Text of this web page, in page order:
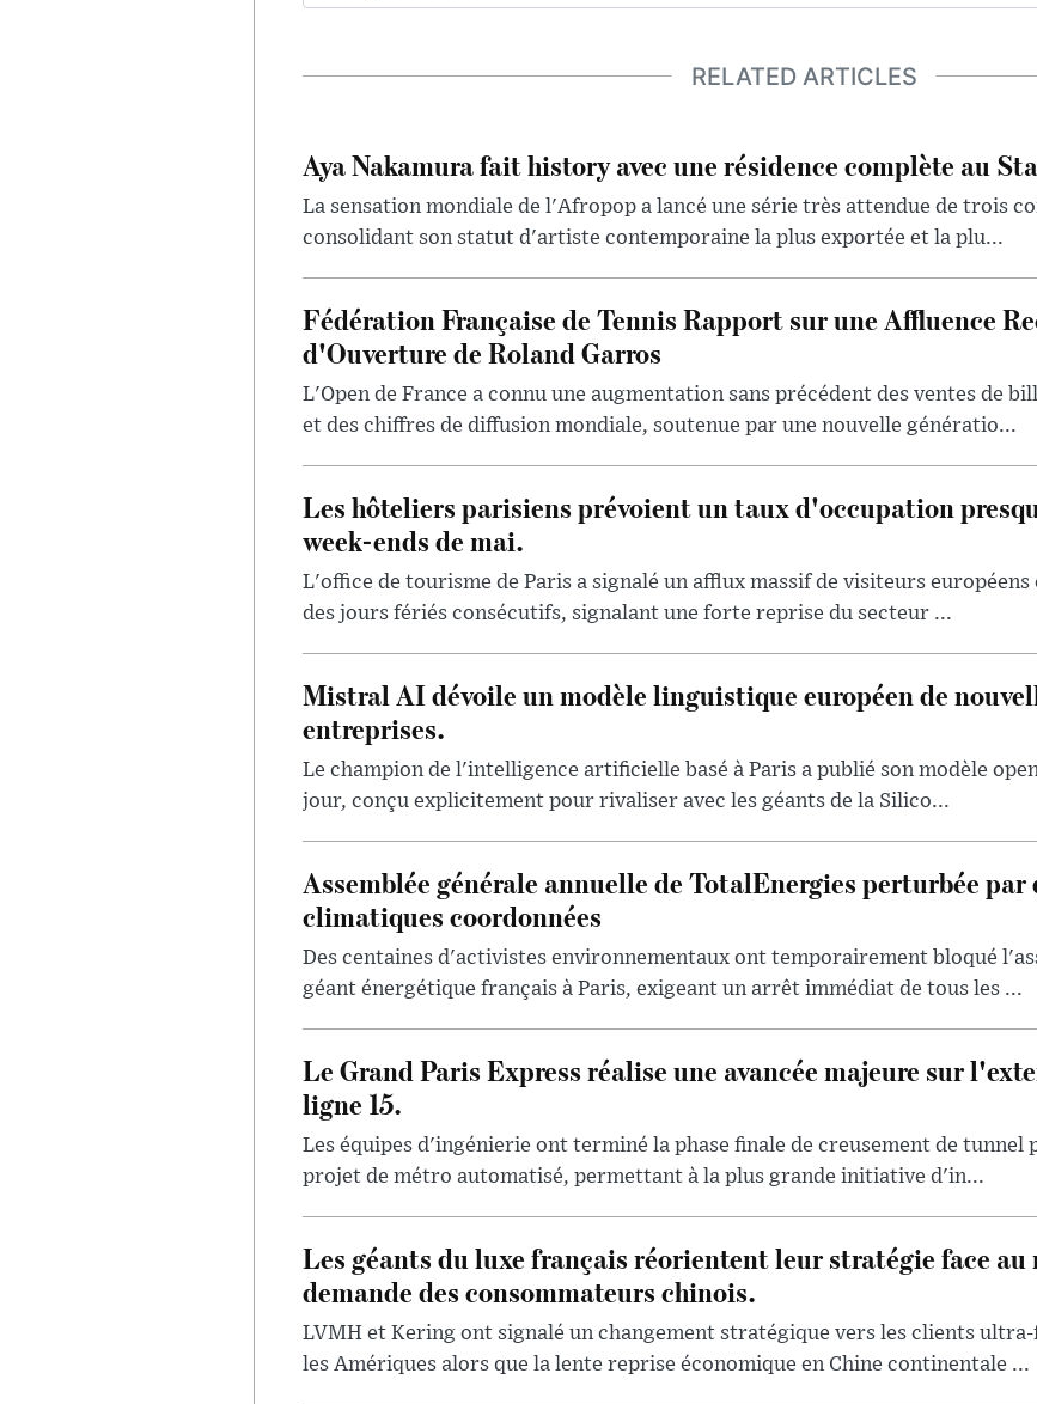
RELATED ARTICLES
Aya Nakamura fait history avec une résidence complète au
La sensation mondiale de l'Afropop a lancé une série très attendue de trois
consolidant son statut d'artiste contemporaine la plus exportée et la plu...
Fédération Française de Tennis Rapport sur une Affluence
d'Ouverture de Roland Garros
L'Open de France a connu une augmentation sans précédent des ventes de
et des chiffres de diffusion mondiale, soutenue par une nouvelle génératio...
Les hôteliers parisiens prévoient un taux d'occupation
week-ends de mai.
L'office de tourisme de Paris a signalé un afflux massif de visiteurs
des jours fériés consécutifs, signalant une forte reprise du secteur ...
Mistral AI dévoile un modèle linguistique européen de
entreprises.
Le champion de l'intelligence artificielle basé à Paris a publié son modèle
jour, conçu explicitement pour rivaliser avec les géants de la Silico...
Assemblée générale annuelle de TotalEnergies perturbée
climatiques coordonnées
Des centaines d'activistes environnementaux ont temporairement bloqué
géant énergétique français à Paris, exigeant un arrêt immédiat de tous les ...
Le Grand Paris Express réalise une avancée majeure sur
ligne 15.
Les équipes d'ingénierie ont terminé la phase finale de creusement de tunnel
projet de métro automatisé, permettant à la plus grande initiative d'in...
Les géants du luxe français réorientent leur stratégie face
demande des consommateurs chinois.
LVMH et Kering ont signalé un changement stratégique vers les clients
les Amériques alors que la lente reprise économique en Chine continentale ...